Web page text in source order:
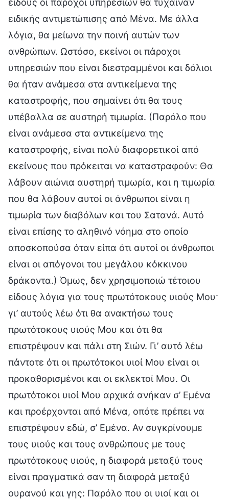
ειδικής αντιμετώπισης από Μένα. Με άλλα
λόγια, θα μείωνα την ποινή αυτών των
ανθρώπων. Ωστόσο, εκείνοι οι πάροχοι
υπηρεσιών που είναι διεστραμμένοι και δόλιοι
θα ήταν ανάμεσα στα αντικείμενα της
καταστροφής, που σημαίνει ότι θα τους
υπέβαλλα σε αυστηρή τιμωρία. (Παρόλο που
είναι ανάμεσα στα αντικείμενα της
καταστροφής, είναι πολύ διαφορετικοί από
εκείνους που πρόκειται να καταστραφούν: Θα
λάβουν αιώνια αυστηρή τιμωρία, και η τιμωρία
που θα λάβουν αυτοί οι άνθρωποι είναι η
τιμωρία των διαβόλων και του Σατανά. Αυτό
είναι επίσης το αληθινό νόημα στο οποίο
αποσκοπούσα όταν είπα ότι αυτοί οι άνθρωποι
είναι οι απόγονοι του μεγάλου κόκκινου
δράκοντα.) Όμως, δεν χρησιμοποιώ τέτοιου
είδους λόγια για τους πρωτότοκους υιούς Μου·
γι’ αυτούς λέω ότι θα ανακτήσω τους
πρωτότοκους υιούς Μου και ότι θα
επιστρέψουν και πάλι στη Σιών. Γι’ αυτό λέω
πάντοτε ότι οι πρωτότοκοι υιοί Μου είναι οι
προκαθορισμένοι και οι εκλεκτοί Μου. Οι
πρωτότοκοι υιοί Μου αρχικά ανήκαν σ’ Εμένα
και προέρχονται από Μένα, οπότε πρέπει να
επιστρέψουν εδώ, σ’ Εμένα. Αν συγκρίνουμε
τους υιούς και τους ανθρώπους με τους
πρωτότοκους υιούς, η διαφορά μεταξύ τους
είναι πραγματικά σαν τη διαφορά μεταξύ
ουρανού και γης: Παρόλο που οι υιοί και οι